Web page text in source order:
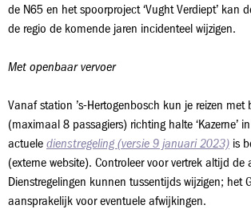
de N65 en het spoorproject ‘Vught Verdiept’ kan
de regio de komende jaren incidenteel wijzigen.
Met openbaar vervoer
Vanaf station ’s-Hertogenbosch kun je reizen
(maximaal 8 passagiers) richting halte ‘Kazerne’
actuele dienstregeling (versie 9 januari 2023) is
(externe website). Controleer voor vertrek altijd de
Dienstregelingen kunnen tussentijds wijzigen; het
aansprakelijk voor eventuele afwijkingen.